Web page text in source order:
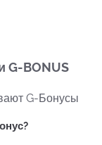
G-BONUS
G-Бонусы